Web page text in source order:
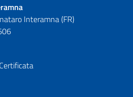
Interamna (FR)